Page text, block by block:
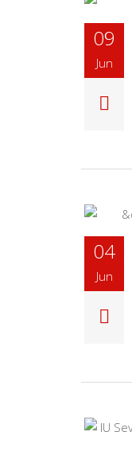
09
Jun
04
Jun